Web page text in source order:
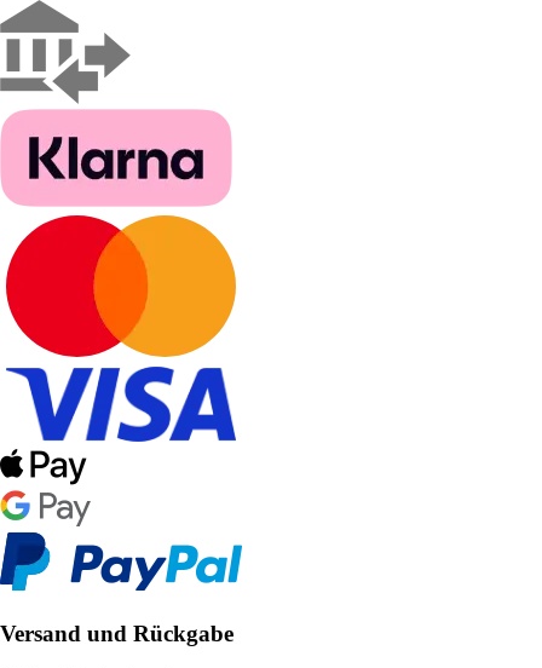
Versand und Rückgabe